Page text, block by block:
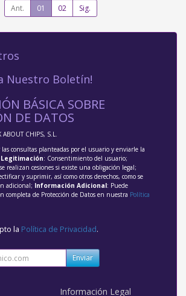
Ant. 01 02 Sig.
Nuestro Boletín!
BÁSICA SOBRE
DE DATOS
ABOUT CHIPS, S.L.
las consultas planteadas por el usuario y enviarle la
Legitimación: Consentimiento del usuario;
realizan cesiones si existe una obligación legal;
y suprimir, así como otros derechos, como se
adicional; Información Adicional: Puede
completa de Protección de Datos en nuestra Política
la Política de Privacidad.
Enviar
Información Legal